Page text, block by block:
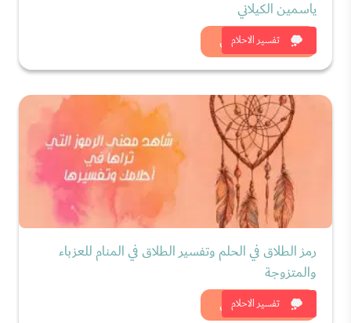
تفسير الاحلام
ياسمين الكيلاني
شاهد الان
تفسير الاحلام
رمز الطلاق في الحلم وتفسير الطلاق في المنام للعزباء
والمتزوجة
شاهد الان